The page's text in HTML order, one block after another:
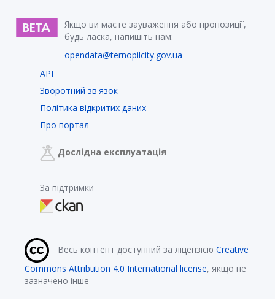
Якщо ви маєте зауваження або пропозиції,
будь ласка, напишіть нам:
opendata@ternopilcity.gov.ua
API
Зворотний зв'язок
Політика відкритих даних
Про портал
Дослідна експлуатація
За підтримки
Весь контент доступний за ліцензією Creative
Commons Attribution 4.0 International license, якщо не
зазначено інше